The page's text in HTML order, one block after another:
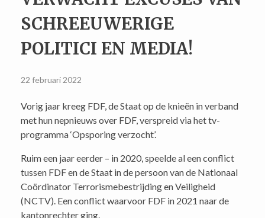
SCHREEUWERIGE
POLITICI EN MEDIA!
22 februari 2022
Vorig jaar kreeg FDF, de Staat op de knieën in verband
met hun nepnieuws over FDF, verspreid via het tv-
programma ‘Opsporing verzocht’.
Ruim een jaar eerder – in 2020, speelde al een conflict
tussen FDF en de Staat in de persoon van de Nationaal
Coördinator Terrorismebestrijding en Veiligheid
(NCTV). Een conflict waarvoor FDF in 2021 naar de
kantonrechter ging.